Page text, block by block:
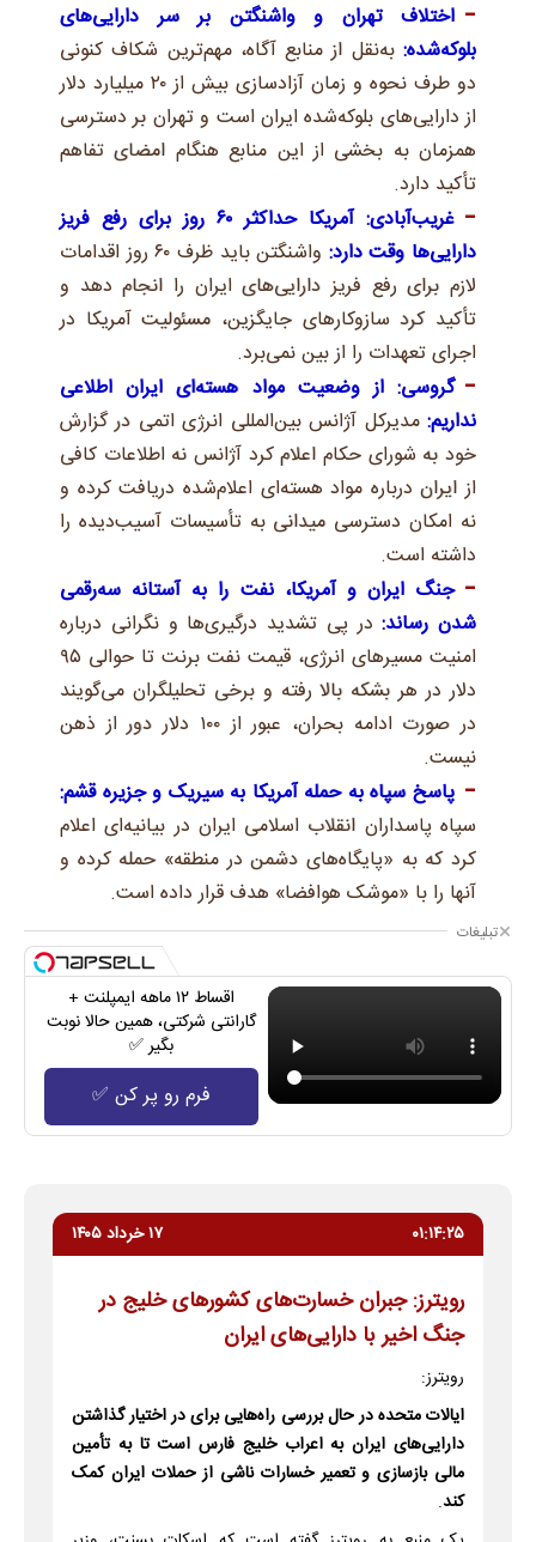
اختلاف تهران و واشنگتن بر سر دارایی‌های
بلوکه‌شده: به‌نقل از منابع آگاه، مهم‌ترین شکاف کنونی
دو طرف نحوه و زمان آزادسازی بیش از ۲۰ میلیارد دلار
از دارایی‌های بلوکه‌شده ایران است و تهران بر دسترسی
همزمان به بخشی از این منابع هنگام امضای تفاهم
تأکید دارد.
غریب‌آبادی: آمریکا حداکثر ۶۰ روز برای رفع فریز
دارایی‌ها وقت دارد:
واشنگتن باید ظرف ۶۰ روز اقدامات
لازم برای رفع فریز دارایی‌های ایران را انجام دهد و
تأکید کرد سازوکارهای جایگزین، مسئولیت آمریکا در
اجرای تعهدات را از بین نمی‌برد.
گروسی: از وضعیت مواد هسته‌ای ایران اطلاعی
نداریم: مدیرکل آژانس بین‌المللی انرژی اتمی در گزارش
خود به شورای حکام اعلام کرد آژانس نه اطلاعات کافی
از ایران درباره مواد هسته‌ای اعلام‌شده دریافت کرده و
نه امکان دسترسی میدانی به تأسیسات آسیب‌دیده را
داشته است.
جنگ ایران و آمریکا، نفت را به آستانه سه‌رقمی
شدن رساند: در پی تشدید درگیری‌ها و نگرانی درباره
امنیت مسیرهای انرژی، قیمت نفت برنت تا حوالی ۹۵
دلار در هر بشکه بالا رفته و برخی تحلیلگران می‌گویند
در صورت ادامه بحران، عبور از ۱۰۰ دلار دور از ذهن
نیست.
پاسخ سپاه به حمله آمریکا به سیریک و جزیره قشم:
سپاه پاسداران انقلاب اسلامی ایران در بیانیه‌ای اعلام
کرد که به «پایگاه‌های دشمن در منطقه» حمله کرده و
آنها را با «موشک هوافضا‌» هدف قرار داده است.
تبلیغات
اقساط ۱۲ ماهه ایمپلنت +
گارانتی شرکتی، همین حالا نوبت
بگیر ✅
فرم رو پر کن ✅
۰۱:۱۴:۲۵ ۱۷ خرداد ۱۴۰۵
رویترز: جبران خسارت‌های کشورهای خلیج در
جنگ اخیر با دارایی‌های ایران
رویترز:
ایالات متحده در حال بررسی راه‌هایی برای در اختیار گذاشتن
دارایی‌های ایران به اعراب خلیج فارس است تا به تأمین
مالی بازسازی و تعمیر خسارات ناشی از حملات ایران کمک
کند.